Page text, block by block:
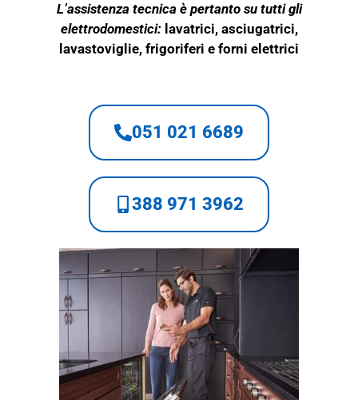
L’assistenza tecnica è pertanto su tutti gli
elettrodomestici: lavatrici, asciugatrici,
lavastoviglie, frigoriferi e forni elettrici
051 021 6689
388 971 3962